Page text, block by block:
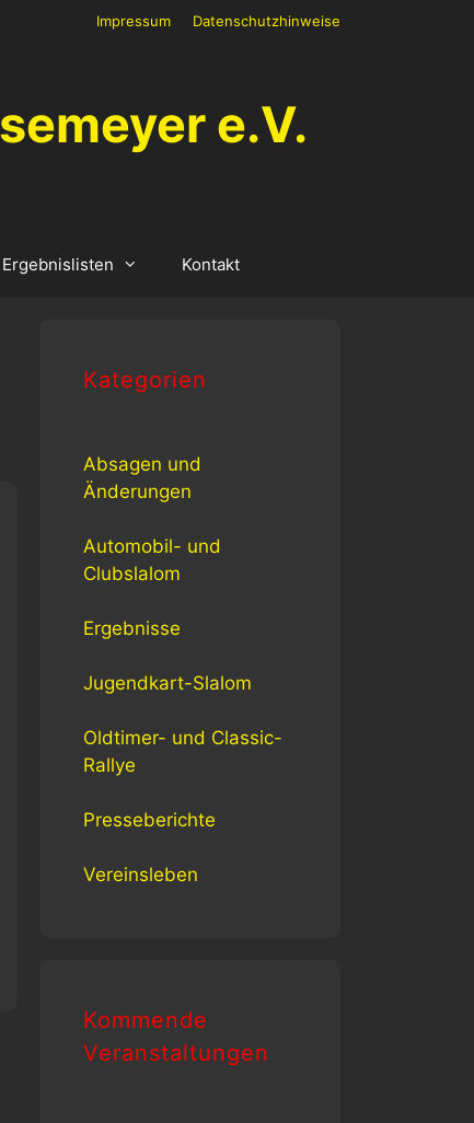
Impressum Datenschutzhinweise
e.V.
Ergebnislisten Kontakt
Kategorien
Absagen und
Änderungen
Automobil- und
Clubslalom
Ergebnisse
Jugendkart-Slalom
Oldtimer- und Classic-
Rallye
Presseberichte
Vereinsleben
Kommende
Veranstaltungen